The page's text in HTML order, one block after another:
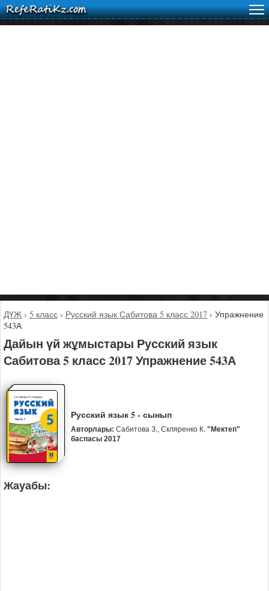
ДҮЖ › 5 класс › Русский язык Сабитова 5 класс 2017 › Упражнение
543А
Дайын үй жұмыстары Русский язык
Сабитова 5 класс 2017 Упражнение 543А
Русский язык 5 - сынып
Авторлары: Сабитова З., Скляренко К. "Мектеп"
баспасы 2017
Жауабы: